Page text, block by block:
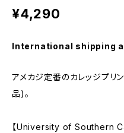
¥4,290
International shipping
アメカジ定番のカレッジプリ
品)。
【University of Southern